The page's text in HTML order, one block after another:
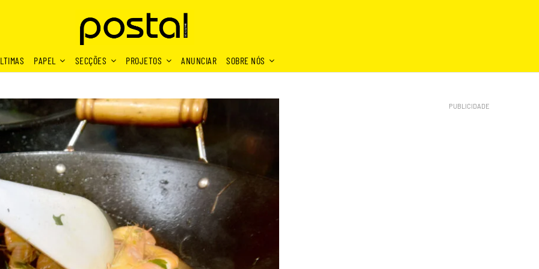
PAPEL SECÇÕES PROJETOS ANUNCIAR SOBRE NÓS